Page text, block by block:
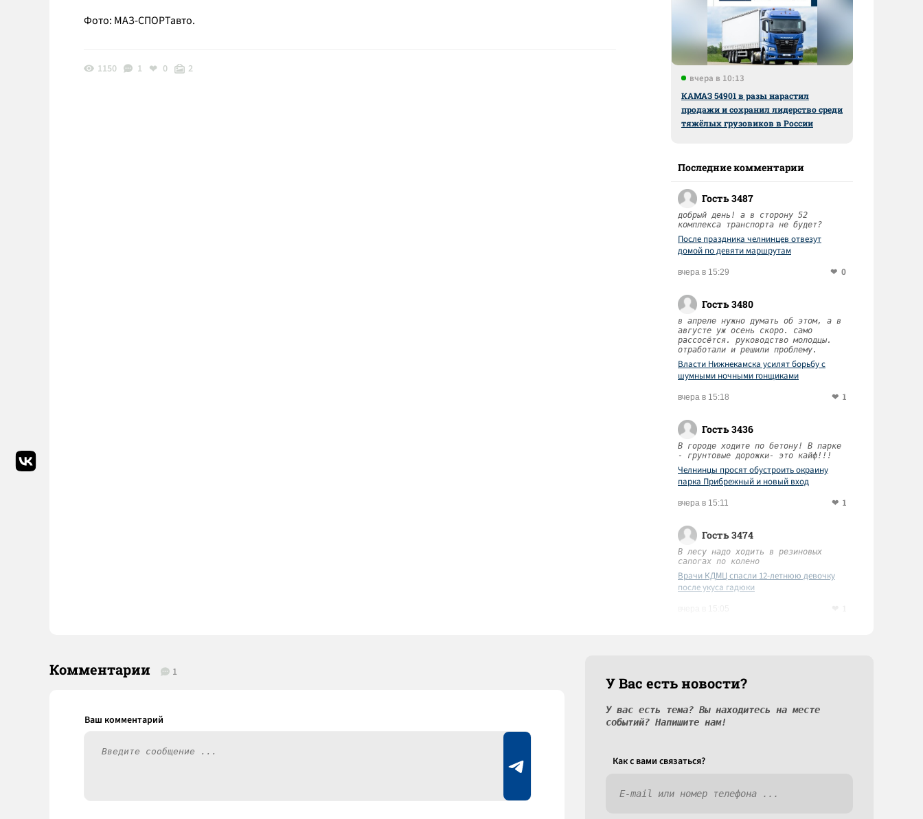
Фото: МАЗ-СПОРТавто.
1150 1 0 2
вчера в 10:13
КАМАЗ 54901 в разы нарастил
продажи и сохранил лидерство среди
тяжёлых грузовиков в России
Последние комментарии
Гость 3487
добрый день! а в сторону 52
комплекса транспорта не будет?
После праздника челнинцев отвезут
домой по девяти маршрутам
вчера в 15:29 0
Гость 3480
в апреле нужно думать об этом, а в
августе уж осень скоро. само
рассосётся. руководство молодцы.
отработали и решили проблему.
Власти Нижнекамска усилят борьбу с
шумными ночными гонщиками
вчера в 15:18 1
Гость 3436
В городе ходите по бетону! В парке
- грунтовые дорожки- это кайф!!!
Челнинцы просят обустроить окраину
парка Прибрежный и новый вход
вчера в 15:11 1
Гость 3474
В лесу надо ходить в резиновых
сапогах по колено
Врачи КДМЦ спасли 12-летнюю девочку
после укуса гадюки
Комментарии 1
У Вас есть новости?
У вас есть тема? Вы находитесь на месте
событий? Напишите нам!
Как c вами связаться?